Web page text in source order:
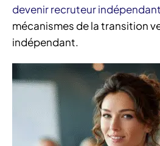
devenir recruteur indépendant
mécanismes de la transition
indépendant.